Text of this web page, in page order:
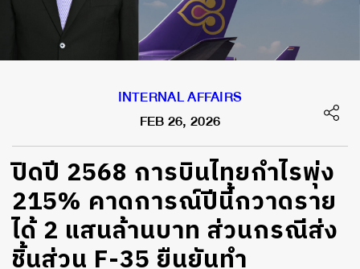
INTERNAL AFFAIRS
FEB 26, 2026
ปิดปี 2568 การบินไทยกำไรพุ่ง
215% คาดการณ์ปีนี้กวาดราย
ได้ 2 แสนล้านบาท ส่วนกรณีส่ง
ชิ้นส่วน F-35 ยืนยันทำ